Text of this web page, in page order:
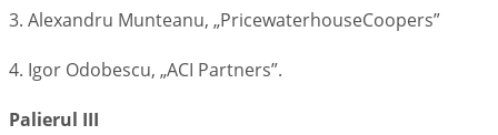
3. Alexandru Munteanu, „PricewaterhouseCoopers”
4. Igor Odobescu, „ACI Partners”.
Palierul III